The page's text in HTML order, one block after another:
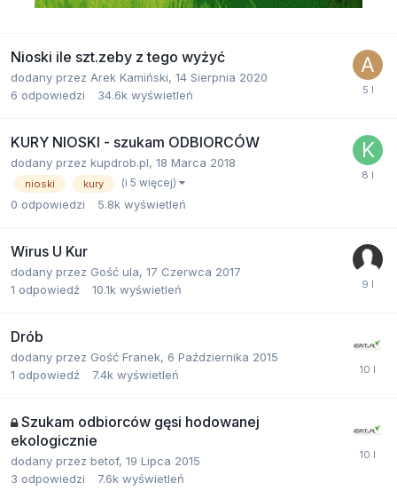
Nioski ile szt.zeby z tego wyżyć
dodany przez Arek Kamiński, 14 Sierpnia 2020
6 odpowiedzi 34.6k wyświetleń
KURY NIOSKI - szukam ODBIORCÓW
dodany przez kupdrob.pl, 18 Marca 2018
nioski kury (i 5 więcej)
0 odpowiedzi 5.8k wyświetleń
Wirus U Kur
dodany przez Gość ula, 17 Czerwca 2017
1 odpowiedź 10.1k wyświetleń
Drób
dodany przez Gość Franek, 6 Października 2015
1 odpowiedź 7.4k wyświetleń
Szukam odbiorców gęsi hodowanej
ekologicznie
dodany przez betof, 19 Lipca 2015
3 odpowiedzi 7.6k wyświetleń